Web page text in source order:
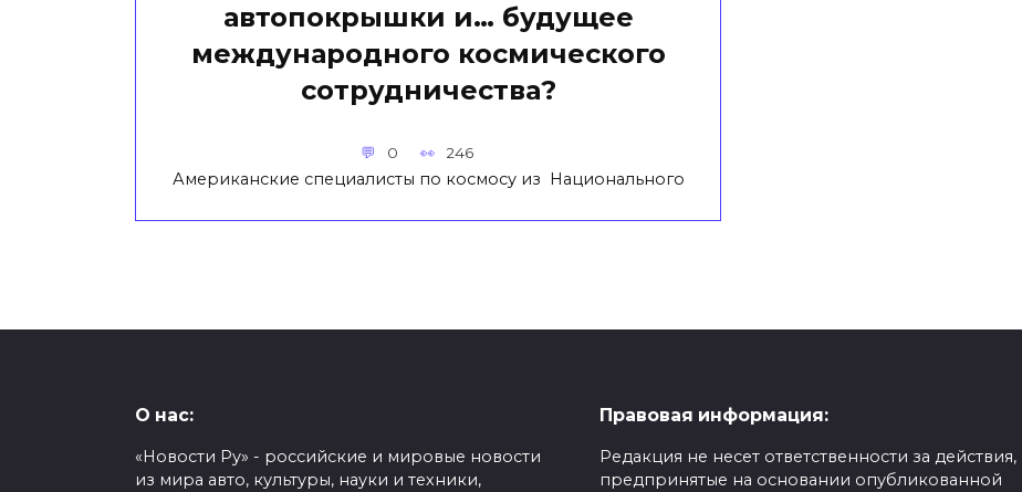
автопокрышки и… будущее
международного космического
сотрудничества?
0 246
Американские специалисты по космосу из Национального
О нас:
«Новости Ру» - российские и мировые новости
из мира авто, культуры, науки и техники,
Правовая информация:
Редакция не несет ответственности за действия,
предпринятые на основании опубликованной